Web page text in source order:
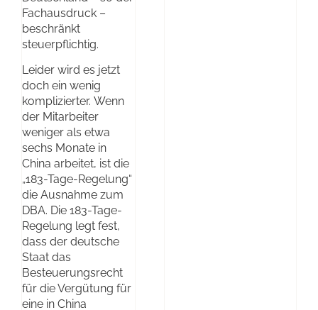
Fachausdruck –
beschränkt
steuerpflichtig.
Leider wird es jetzt
doch ein wenig
komplizierter. Wenn
der Mitarbeiter
weniger als etwa
sechs Monate in
China arbeitet, ist die
„183-Tage-Regelung“
die Ausnahme zum
DBA. Die 183-Tage-
Regelung legt fest,
dass der deutsche
Staat das
Besteuerungsrecht
für die Vergütung für
eine in China